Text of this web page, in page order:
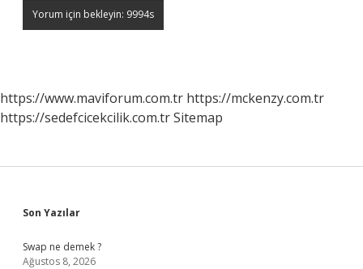
https://www.maviforum.com.tr https://mckenzy.com.tr
https://sedefcicekcilik.com.trSitemap
Sidebar
Son Yazılar
Swap ne demek ?
Ağustos 8, 2026